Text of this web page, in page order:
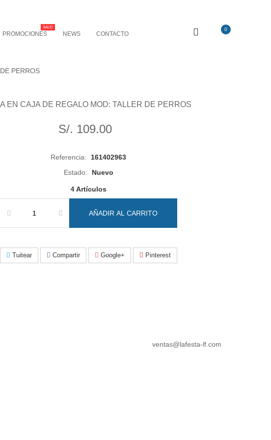
0
PROMOCIONES
SALE!
NEWS CONTACTO
PERROS
EN CAJA DE REGALO MOD: TALLER DE PERROS
S/. 109.00
Referencia:
161402963
Estado:
Nuevo
4 Artículos
AÑADIR AL CARRITO
Tuitear Compartir Google+ Pinterest
ventas@lafesta-lf.com